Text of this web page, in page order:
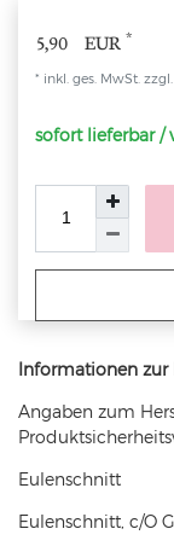
5,90 EUR *
* inkl. ges. MwSt. zzgl.
sofort lieferbar /
Informationen zur
Angaben zum
Eulenschnitt
Eulenschnitt, c/O